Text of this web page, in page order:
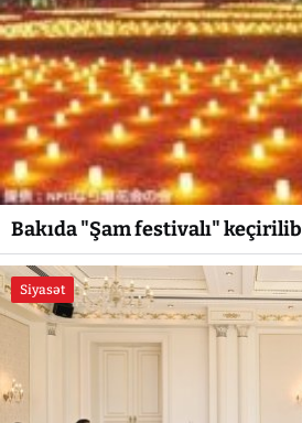
Bakıda "Şam festivalı" keçirilib
Siyasət